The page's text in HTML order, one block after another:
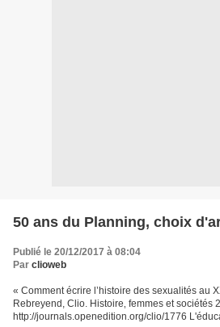
50 ans du Planning, choix
Publié le 20/12/2017 à 08:04
Par clioweb
« Comment écrire l’histoire des sexualités au
Rebreyend, Clio. Histoire‚ femmes et sociétés
http://journals.openedition.org/clio/1776